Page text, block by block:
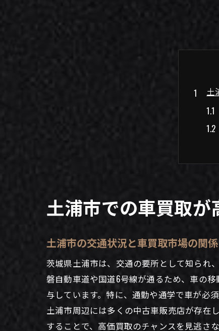
土
土浦市での車買取
土浦市の交通状況と車買取市場の関係
茨城県土浦市は、交通の要所として知られ
磐自動車道や国道6号線が通るため、車の
与しています。特に、通勤や通学で車が必
土浦市周辺には多くの中古車販売店が存在
することで、高価買取のチャンスを見逃さ